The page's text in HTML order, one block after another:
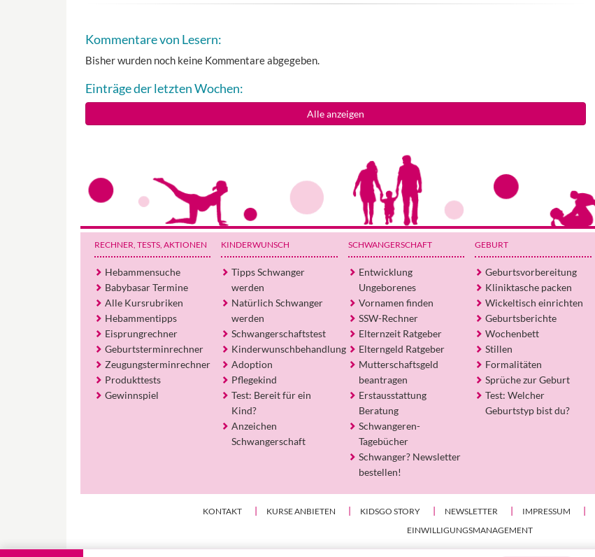
Kommentare von Lesern:
Bisher wurden noch keine Kommentare abgegeben.
Einträge der letzten Wochen:
Alle anzeigen
RECHNER, TESTS, AKTIONEN
Hebammensuche
Babybasar Termine
Alle Kursrubriken
Hebammentipps
Eisprungrechner
Geburtsterminrechner
Zeugungsterminrechner
Produkttests
Gewinnspiel
KINDERWUNSCH
Tipps Schwanger
werden
Natürlich Schwanger
werden
Schwangerschaftstest
Kinderwunschbehandlung
Adoption
Pflegekind
Test: Bereit für ein
Kind?
Anzeichen
Schwangerschaft
SCHWANGERSCHAFT
Entwicklung
Ungeborenes
Vornamen finden
SSW-Rechner
Elternzeit Ratgeber
Elterngeld Ratgeber
Mutterschaftsgeld
beantragen
Erstausstattung
Beratung
Schwangeren-
Tagebücher
Schwanger? Newsletter
bestellen!
GEBURT
Geburtsvorbereitung
Kliniktasche packen
Wickeltisch einrichten
Geburtsberichte
Wochenbett
Stillen
Formalitäten
Sprüche zur Geburt
Test: Welcher
Geburtstyp bist du?
KONTAKT KURSE ANBIETEN KIDSGO STORY NEWSLETTER IMPRESSUM
EINWILLIGUNGSMANAGEMENT